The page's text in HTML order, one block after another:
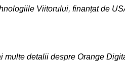
Viitorului, finanțat de
multe detalii despre Orange